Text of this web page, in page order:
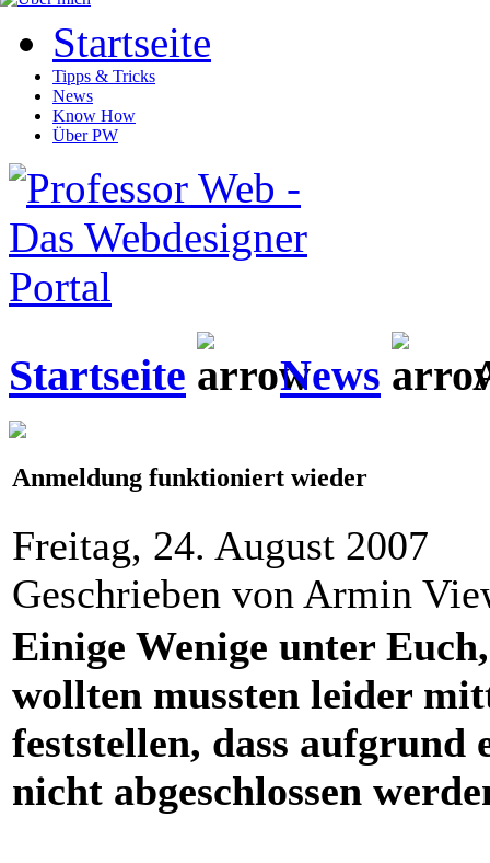
Startseite
Tipps & Tricks
News
Know How
Über PW
Startseite News
Anmeldung funktioniert wieder
Freitag, 24. August 2007
Geschrieben von Armin
Einige Wenige unter
wollten mussten leider
feststellen, dass aufgrund
nicht abgeschlossen